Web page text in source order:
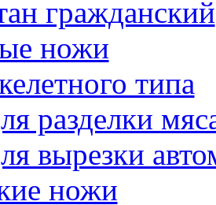
гражданский
ножи
типа
разделки
вырезки
ножи